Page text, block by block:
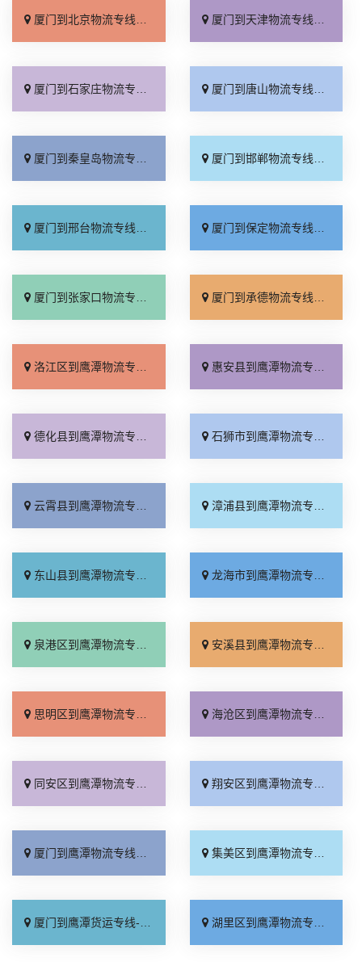
厦门到北京物流专线_上门取件「不随意加价」 厦门到天津物流专线_专线快运「直通专线」
厦门到石家庄物流专线_多久能到「诚信为先」 厦门到唐山物流专线_上门提货「准时准点」
厦门到秦皇岛物流专线_高速快运「整车配货」 厦门到邯郸物流专线_全境到达「无需中转」
厦门到邢台物流专线_需要几天「要多少钱」 厦门到保定物流专线_多少一吨「定点发车」
厦门到张家口物流专线_专线快运「运价查询」 厦门到承德物流专线_专线快运「零担配货」
洛江区到鹰潭物流专线_专线查询「合理收费」 惠安县到鹰潭物流专线_运价查询「快速响应」
德化县到鹰潭物流专线_一站直达「多年经验」 石狮市到鹰潭物流专线_不随意加价「全程直达」
云霄县到鹰潭物流专线_多少公里「专线查询」 漳浦县到鹰潭物流专线_价格透明「运价查询」
东山县到鹰潭物流专线_专线快运「托运放心」 龙海市到鹰潭物流专线_无需中转「门到门配送」
泉港区到鹰潭物流专线_直发全境「送货上门」 安溪县到鹰潭物流专线_保证时效「多少公里」
思明区到鹰潭物流专线_一站直达「诚信为先」 海沧区到鹰潭物流专线_多少一吨「按时送达」
同安区到鹰潭物流专线_直达往返「定点发车」 翔安区到鹰潭物流专线_门到门接送「直通专线」
厦门到鹰潭物流专线_无需中转「全程无虑」 集美区到鹰潭物流专线_诚信为先「实时反馈」
厦门到鹰潭货运专线-厦门到鹰潭物流公司_诚信为先「运费多少」 湖里区到鹰潭物流专线_上门取件「多少公里」